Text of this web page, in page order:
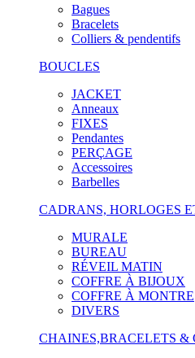
Bagues
Bracelets
Colliers & pendentifs
BOUCLES
JACKET
Anneaux
FIXES
Pendantes
PERÇAGE
Accessoires
Barbelles
CADRANS, HORLOGES
MURALE
BUREAU
RÉVEIL MATIN
COFFRE À BIJOUX
COFFRE À MONTRE
DIVERS
CHAINES,BRACELETS &